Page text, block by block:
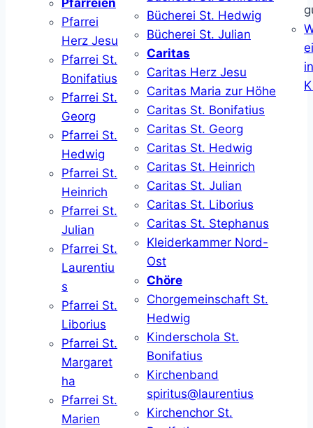
Pfarreien
Pfarrei
Herz Jesu
Pfarrei St.
Bonifatius
Pfarrei St.
Georg
Pfarrei St.
Hedwig
Pfarrei St.
Heinrich
Pfarrei St.
Julian
Pfarrei St.
Laurentiu
s
Pfarrei St.
Liborius
Pfarrei St.
Margaret
ha
Pfarrei St.
Marien
Bücherei St. Hedwig
Bücherei St. Julian
Caritas
Caritas Herz Jesu
Caritas Maria zur Höhe
Caritas St. Bonifatius
Caritas St. Georg
Caritas St. Hedwig
Caritas St. Heinrich
Caritas St. Julian
Caritas St. Liborius
Caritas St. Stephanus
Kleiderkammer Nord-
Ost
Chöre
Chorgemeinschaft St.
Hedwig
Kinderschola St.
Bonifatius
Kirchenband
spiritus@laurentius
Kirchenchor St.